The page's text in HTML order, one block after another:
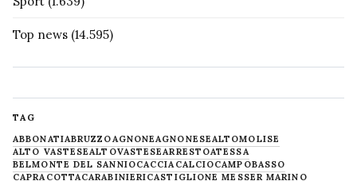
Top news (14.595)
TAG
ABBONATIABRUZZOAGNONEAGNONESEALTOMOLISE
ALTO VASTESEALTOVASTESEARRESTOATESSA
BELMONTE DEL SANNIOCACCIACALCIOCAMPOBASSO
CAPRACOTTACARABINIERICASTIGLIONE MESSER MARINO